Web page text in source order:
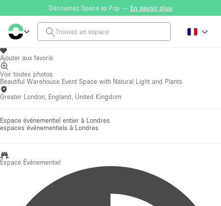
Découvrez Space to Pop — En savoir plus
Ajouter aux favoris
Voir toutes photos
Beautiful Warehouse Event Space with Natural Light and Plants
Greater London, England, United Kingdom
Espace événementiel entier à Londres
espaces événementiels à Londres
Espace Événementiel